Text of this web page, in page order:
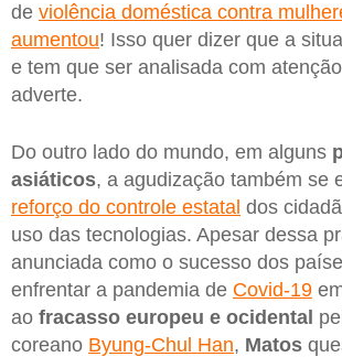
de violência doméstica contra
aumentou! Isso quer dizer que a
e tem que ser analisada com
adverte.
Do outro lado do mundo, em alguns
asiáticos, a agudização também se
reforço do controle estatal dos
uso das tecnologias. Apesar dessa
anunciada como o sucesso dos
enfrentar a pandemia de Covid-19
ao fracasso europeu e ocidental
coreano Byung-Chul Han, Matos